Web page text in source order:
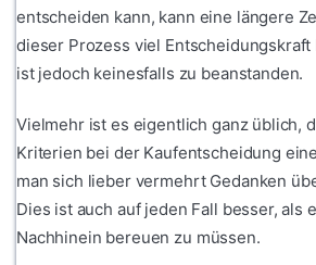
entscheiden kann, kann eine längere
dieser Prozess viel
ist jedoch keinesfalls zu beanstanden.
Vielmehr ist es eigentlich ganz üblich,
Kriterien bei der Kaufentscheidung
man sich lieber vermehrt Gedanken
Dies ist auch auf jeden Fall besser, als
Nachhinein bereuen zu müssen.